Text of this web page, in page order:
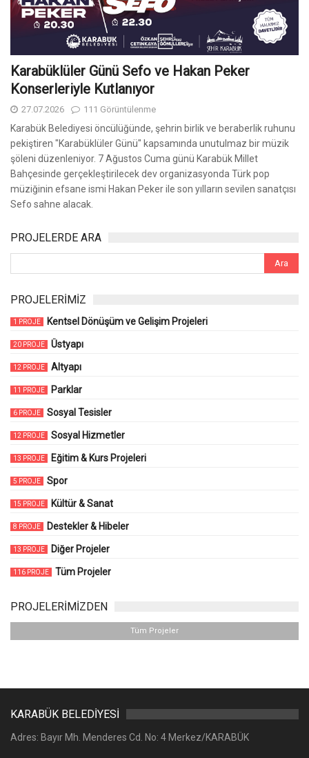
Karabüklüler Günü Sefo ve Hakan Peker
Konserleriyle Kutlanıyor
27.07.2026 111 Görüntülenme
Karabük Belediyesi öncülüğünde, şehrin birlik ve beraberlik ruhunu
pekiştiren "Karabüklüler Günü" kapsamında unutulmaz bir müzik
şöleni düzenleniyor. 7 Ağustos Cuma günü Karabük Millet
Bahçesinde gerçekleştirilecek dev organizasyonda Türk pop
müziğinin efsane ismi Hakan Peker ile son yılların sevilen sanatçısı
Sefo sahne alacak.
PROJELERDE ARA
PROJELERİMİZ
1 PROJE Kentsel Dönüşüm ve Gelişim Projeleri
20 PROJE Üstyapı
12 PROJE Altyapı
11 PROJE Parklar
6 PROJE Sosyal Tesisler
12 PROJE Sosyal Hizmetler
13 PROJE Eğitim & Kurs Projeleri
5 PROJE Spor
15 PROJE Kültür & Sanat
8 PROJE Destekler & Hibeler
13 PROJE Diğer Projeler
116 PROJE Tüm Projeler
PROJELERİMİZDEN
Tüm Projeler
KARABÜK BELEDİYESİ
Adres: Bayır Mh. Menderes Cd. No: 4 Merkez/KARABÜK